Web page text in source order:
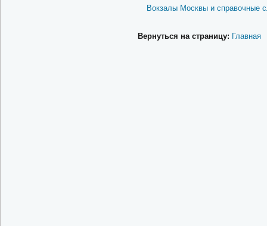
Вокзалы Москвы и справочные
Вернуться на страницу: Главная